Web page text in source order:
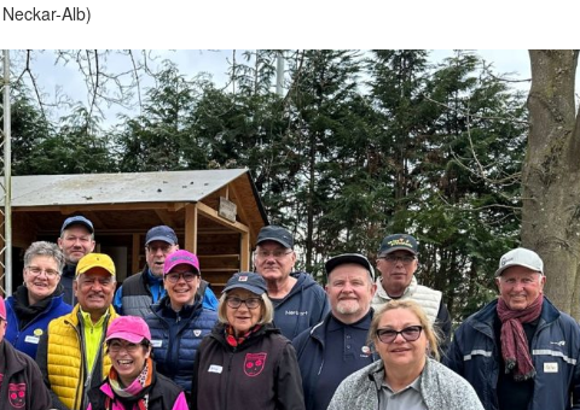
Alb)